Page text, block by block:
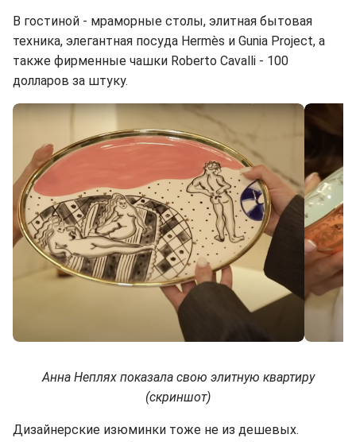
В гостиной - мраморные столы, элитная бытовая
техника, элегантная посуда Hermès и Gunia Project, а
также фирменные чашки Roberto Cavalli - 100
долларов за штуку.
Анна Неплях показала свою элитную квартиру
(скриншот)
Дизайнерские изюминки тоже не из дешевых.